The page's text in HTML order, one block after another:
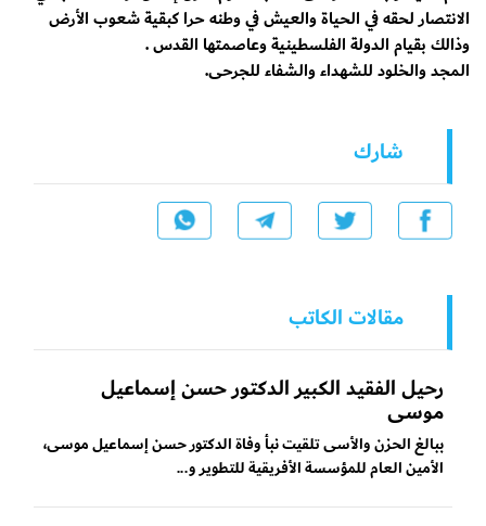
الانتصار لحقه في الحياة والعيش في وطنه حرا كبقية شعوب الأرض
وذالك بقيام الدولة الفلسطينية وعاصمتها القدس .
المجد والخلود للشهداء والشفاء للجرحى.
شارك
مقالات الكاتب
رحيل الفقيد الكبير الدكتور حسن إسماعيل
موسى
ببالغ الحزن والأسى تلقيت نبأ وفاة الدكتور حسن إسماعيل موسى،
الأمين العام للمؤسسة الأفريقية للتطوير و...